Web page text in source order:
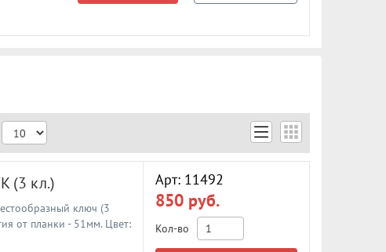
(3 кл.)
ключ (3
от планки - 51мм. Цвет:
Арт: 11492
850 руб.
Кол-во